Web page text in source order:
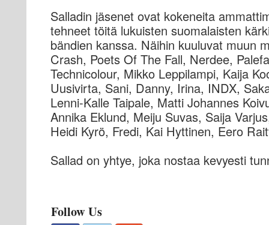
Salladin jäsenet ovat kokeneita
tehneet töitä lukuisten suomalaisten
bändien kanssa. Näihin kuuluvat muun
Crash, Poets Of The Fall, Nerdee,
Technicolour, Mikko Leppilampi, Kaija
Uusivirta, Sani, Danny, Irina, INDX,
Lenni-Kalle Taipale, Matti Johannes
Annika Eklund, Meiju Suvas, Saija
Heidi Kyrö, Fredi, Kai Hyttinen, Eero
Sallad on yhtye, joka nostaa kevyesti
Follow Us